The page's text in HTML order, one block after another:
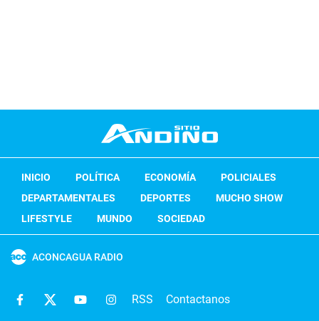
INICIO POLÍTICA ECONOMÍA
POLICIALES
DEPARTAMENTALES
DEPORTES
MUCHO SHOW
LIFESTYLE
MUNDO SOCIEDAD
ACONCAGUA RADIO
RSS Contactanos